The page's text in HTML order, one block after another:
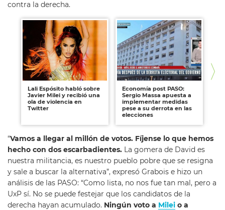
contra la derecha.
Lali Espósito habló sobre
Javier Milei y recibió una
ola de violencia en
Twitter
Economía post PASO:
Sergio Massa apuesta a
implementar medidas
pese a su derrota en las
elecciones
“Vamos a llegar al millón de votos. Fíjense lo que hemos
hecho con dos escarbadientes. La gomera de David es
nuestra militancia, es nuestro pueblo pobre que se resigna
y sale a buscar la alternativa”, expresó Grabois e hizo un
análisis de las PASO: “Como lista, no nos fue tan mal, pero a
UxP sí. No se puede festejar que los candidatos de la
derecha hayan acumulado. Ningún voto a Milei o a